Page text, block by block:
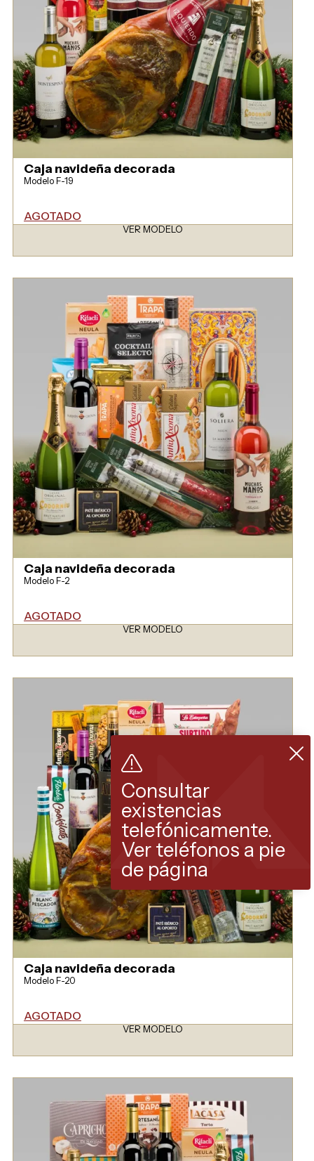
Caja navideña decorada
Modelo F-19
AGOTADO
VER MODELO
Caja navideña decorada
Modelo F-2
AGOTADO
VER MODELO
Caja navideña decorada
Modelo F-20
AGOTADO
VER MODELO
Consultar
existencias
telefónicamente.
Ver teléfonos a pie
de página